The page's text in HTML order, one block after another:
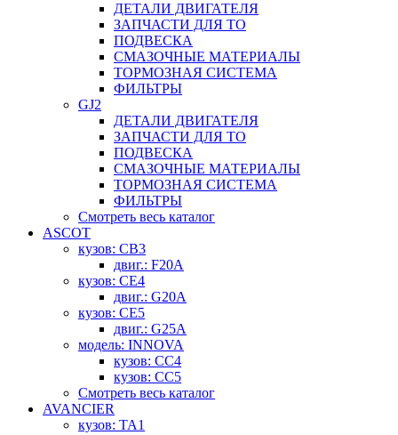
ДЕТАЛИ ДВИГАТЕЛЯ
ЗАПЧАСТИ ДЛЯ ТО
ПОДВЕСКА
СМАЗОЧНЫЕ МАТЕРИАЛЫ
ТОРМОЗНАЯ СИСТЕМА
ФИЛЬТРЫ
GJ2
ДЕТАЛИ ДВИГАТЕЛЯ
ЗАПЧАСТИ ДЛЯ ТО
ПОДВЕСКА
СМАЗОЧНЫЕ МАТЕРИАЛЫ
ТОРМОЗНАЯ СИСТЕМА
ФИЛЬТРЫ
Смотреть весь каталог
ASCOT
кузов: CB3
двиг.: F20A
кузов: CE4
двиг.: G20A
кузов: CE5
двиг.: G25A
модель: INNOVA
кузов: CC4
кузов: CC5
Смотреть весь каталог
AVANCIER
кузов: TA1